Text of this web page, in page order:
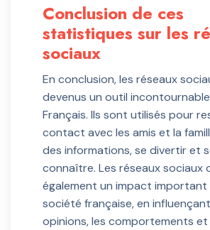
Conclusion de ces
statistiques sur les
sociaux
En conclusion, les réseaux
devenus un outil
Français. Ils sont utilisés pour
contact avec les amis et la
des informations, se divertir et
connaître. Les réseaux sociaux
également un impact important
société française, en
opinions, les comportements et